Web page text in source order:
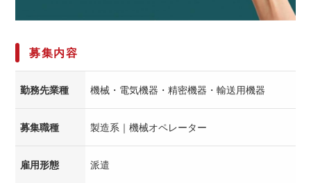
募集内容
勤務先業種 機械・電気機器・精密機器・輸送用機器
募集職種 製造系｜機械オペレーター
雇用形態 派遣